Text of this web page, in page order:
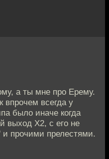
а ты мне про Ерему.
впрочем всегда у
было иначе когда
выход Х2, с его не
прочими прелестями.